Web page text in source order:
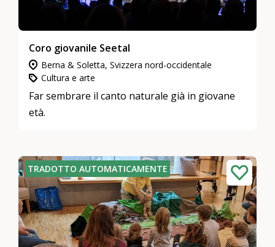
Coro giovanile Seetal
Berna & Soletta, Svizzera nord-occidentale
Cultura e arte
Far sembrare il canto naturale già in giovane
età.
TRADOTTO AUTOMATICAMENTE